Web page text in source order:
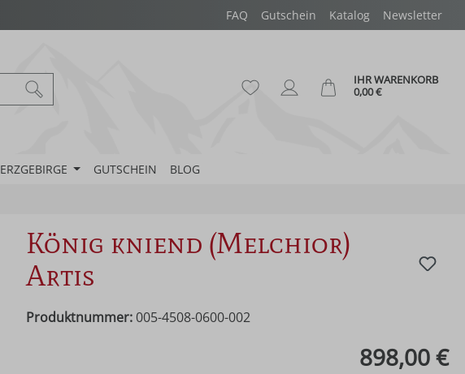
FAQ Gutschein Katalog Newsletter
Du hast 0 Produkte auf dem
IHR WARENKORB
0,00 €
ERZGEBIRGE GUTSCHEIN BLOG
König kniend (Melchior)
Artis
Produktnummer: 005-4508-0600-002
898,00 €